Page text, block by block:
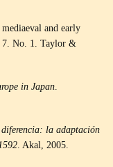
and early
7. No. 1. Taylor &
in Japan.
la adaptación
. Akal, 2005.